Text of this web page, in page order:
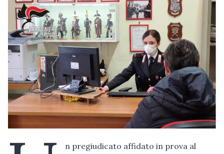
n pregiudicato affidato in prova al